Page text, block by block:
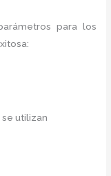
para los
utilizan